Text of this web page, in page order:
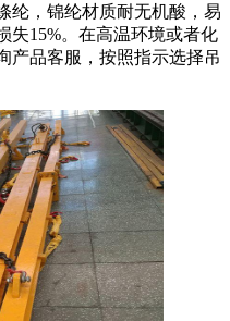
纶，锦纶材质耐无机酸，易
失15%。在高温环境或者化
产品客服，按照指示选择吊